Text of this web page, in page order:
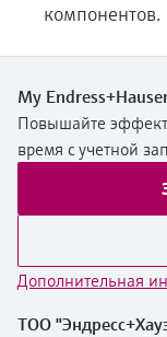
компонентов.
My
Повышайте
время с учетной
Дополнительная
ТОО